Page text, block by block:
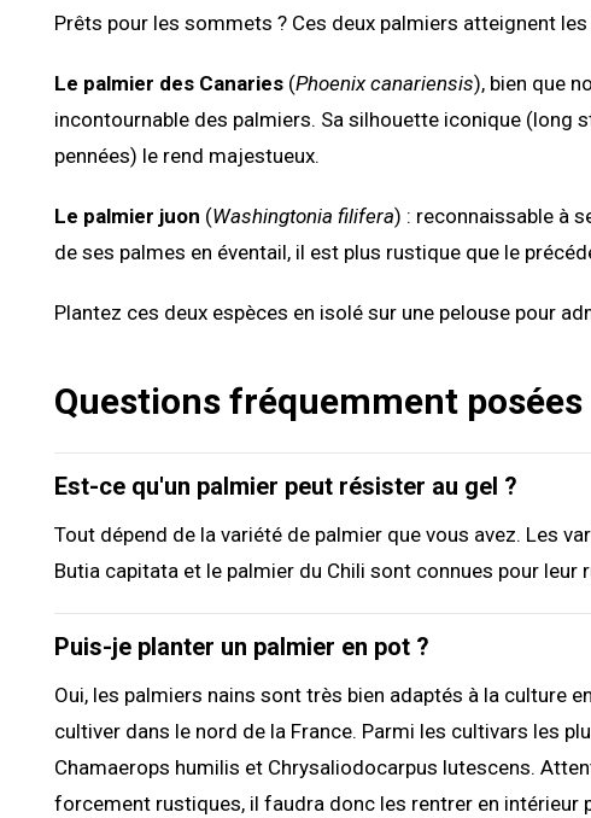
Prêts pour les sommets ? Ces deux palmiers atteignent les
Le palmier des Canaries (Phoenix canariensis), bien que
incontournable des palmiers. Sa silhouette iconique (long
pennées) le rend majestueux.
Le palmier juon (Washingtonia filifera) : reconnaissable à
de ses palmes en éventail, il est plus rustique que le
Plantez ces deux espèces en isolé sur une pelouse pour
Questions fréquemment posées
Est-ce qu'un palmier peut résister au gel ?
Tout dépend de la variété de palmier que vous avez. Les
Butia capitata et le palmier du Chili sont connues pour leur
Puis-je planter un palmier en pot ?
Oui, les palmiers nains sont très bien adaptés à la culture
cultiver dans le nord de la France. Parmi les cultivars les
Chamaerops humilis et Chrysaliodocarpus lutescens.
forcement rustiques, il faudra donc les rentrer en intérieur